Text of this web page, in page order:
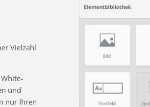
Vielzahl
und
nur Ihren